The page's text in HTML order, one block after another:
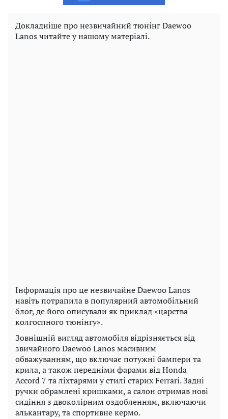
Докладніше про незвичайний тюнінг Daewoo
Lanos читайте у нашому матеріалі.
Інформація про це незвичайне Daewoo Lanos
навіть потрапила в популярний автомобільний
блог, де його описували як приклад «царства
колгоспного тюнінгу».
Зовнішній вигляд автомобіля відрізняється від
звичайного Daewoo Lanos масивним
обважуванням, що включає потужні бампери та
крила, а також передніми фарами від Honda
Accord 7 та ліхтарями у стилі старих Ferrari. Задні
ручки обрамлені кришками, а салон отримав нові
сидіння з двоколірним оздобленням, включаючи
алькантару, та спортивне кермо.